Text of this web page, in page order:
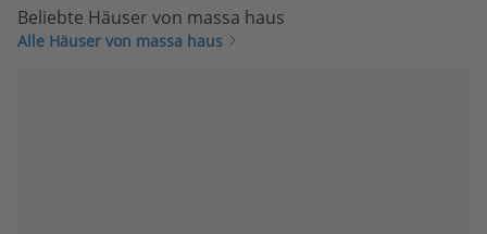
Beliebte Häuser von massa haus
Alle Häuser von massa haus